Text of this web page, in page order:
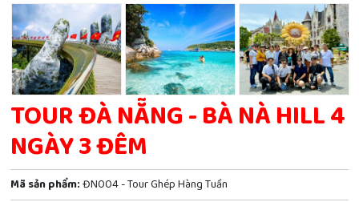
TOUR ĐÀ NẴNG - BÀ NÀ HILL 4
NGÀY 3 ĐÊM
Mã sản phẩm:ĐN004 - Tour Ghép Hàng Tuần